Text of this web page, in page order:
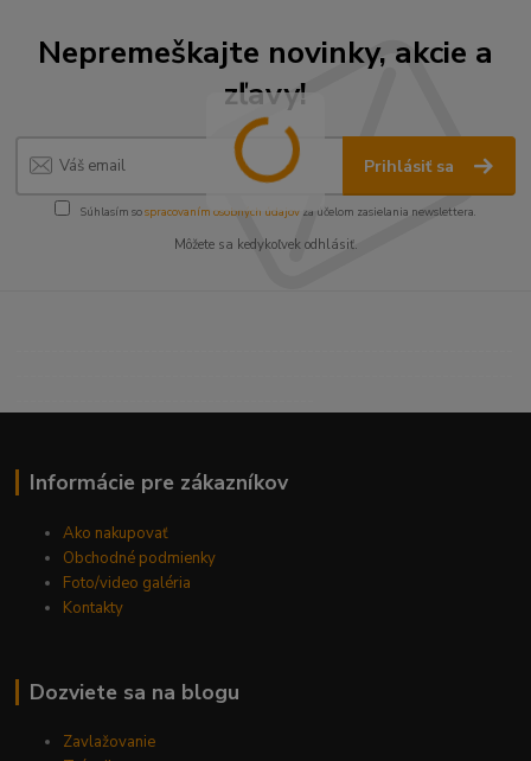
Nepremeškajte novinky, akcie a
zľavy!
Prihlásiť sa
Súhlasím sospracovaním osobných údajov za účelom zasielania newslettera.
Môžete sa kedykoľvek odhlásiť.
Informácie pre zákazníkov
Ako nakupovať
Obchodné podmienky
Foto/video galéria
Kontakty
Dozviete sa na blogu
Zavlažovanie